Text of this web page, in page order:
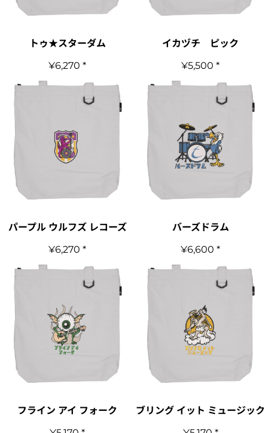
トゥ★スターダム
¥6,270*
イカヅチ ピック
¥5,500*
パープル ウルフズ レコーズ
¥6,270*
バーズドラム
¥6,600*
フライン アイ フォーク ブリング イット ミュージック